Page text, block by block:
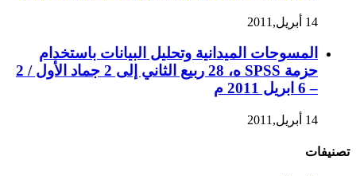
14 أبريل,2011
المسوحات الميدانية وتحليل البيانات باستخدام
حزمة SPSS ه، 28 ربيع الثاني إلى 2 جماد الأول / 2
– 6 ابريل 2011 م
14 أبريل,2011
تصنيفات